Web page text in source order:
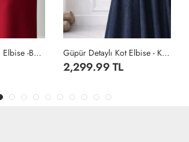
Balon Kol Kemerli Elbise -Taş
1,599.99 TL